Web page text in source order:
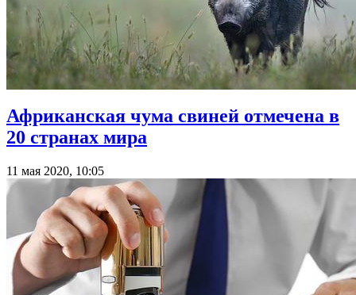
Африканская чума свиней отмечена в
20 странах мира
11 мая 2020, 10:05